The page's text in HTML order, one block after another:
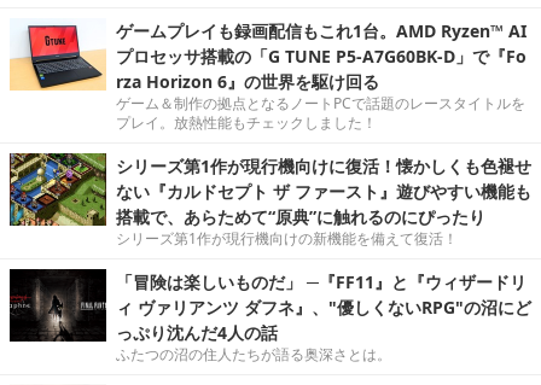
ゲームプレイも録画配信もこれ1台。AMD Ryzen™ AI
プロセッサ搭載の「G TUNE P5-A7G60BK-D」で『Fo
rza Horizon 6』の世界を駆け回る
ゲーム＆制作の拠点となるノートPCで話題のレースタイトルを
プレイ。放熱性能もチェックしました！
シリーズ第1作が現行機向けに復活！懐かしくも色褪せ
ない『カルドセプト ザ ファースト』遊びやすい機能も
搭載で、あらためて“原典”に触れるのにぴったり
シリーズ第1作が現行機向けの新機能を備えて復活！
「冒険は楽しいものだ」 ─『FF11』と『ウィザードリ
ィ ヴァリアンツ ダフネ』、"優しくないRPG"の沼にど
っぷり沈んだ4人の話
ふたつの沼の住人たちが語る奥深さとは。